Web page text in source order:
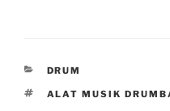
CATEGORIES
DRUM
TAGS
ALAT MUSIK